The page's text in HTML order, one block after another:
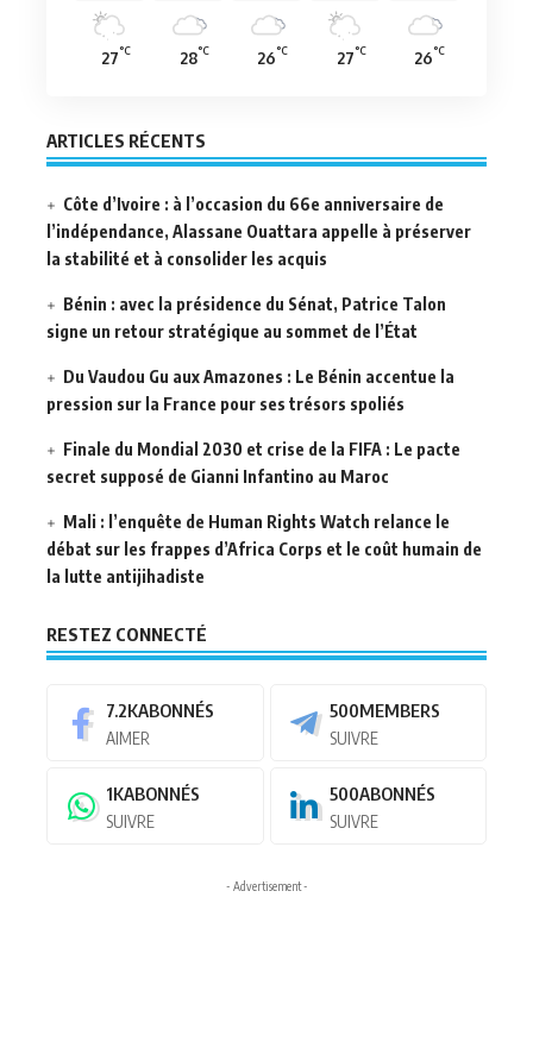
27°C 28°C 26°C 27°C 26°C
ARTICLES RÉCENTS
Côte d’Ivoire : à l’occasion du 66e anniversaire de
l’indépendance, Alassane Ouattara appelle à préserver
la stabilité et à consolider les acquis
Bénin : avec la présidence du Sénat, Patrice Talon
signe un retour stratégique au sommet de l’État
Du Vaudou Gu aux Amazones : Le Bénin accentue la
pression sur la France pour ses trésors spoliés
Finale du Mondial 2030 et crise de la FIFA : Le pacte
secret supposé de Gianni Infantino au Maroc
Mali : l’enquête de Human Rights Watch relance le
débat sur les frappes d’Africa Corps et le coût humain de
la lutte antijihadiste
RESTEZ CONNECTÉ
7.2KABONNÉS
AIMER
500MEMBERS
SUIVRE
1KABONNÉS
SUIVRE
500ABONNÉS
SUIVRE
- Advertisement -